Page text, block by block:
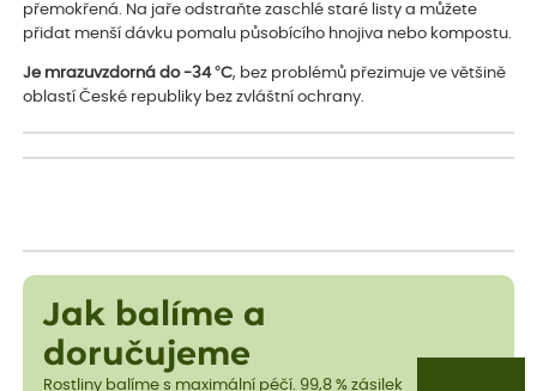
přemokřená. Na jaře odstraňte zaschlé staré listy a můžete
přidat menší dávku pomalu působícího hnojiva nebo kompostu.
Je mrazuvzdorná do -34 °C, bez problémů přezimuje ve většině
oblastí České republiky bez zvláštní ochrany.
Jak balíme a
doručujeme
Rostliny balíme s maximální péčí. 99,8 % zásilek